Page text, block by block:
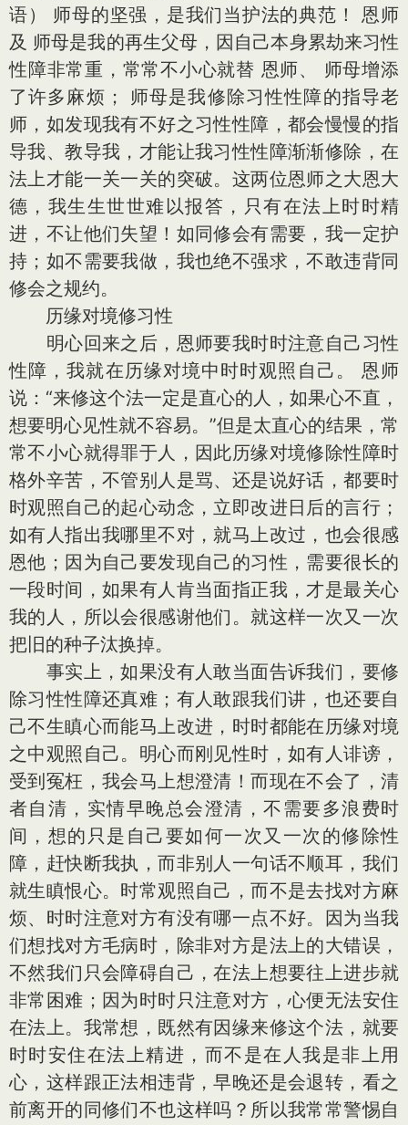
语） 师母的坚强，是我们当护法的典范！ 恩师
及 师母是我的再生父母，因自己本身累劫来习性
性障非常重，常常不小心就替 恩师、 师母增添
了许多麻烦； 师母是我修除习性性障的指导老
师，如发现我有不好之习性性障，都会慢慢的指
导我、教导我，才能让我习性性障渐渐修除，在
法上才能一关一关的突破。这两位恩师之大恩大
德，我生生世世难以报答，只有在法上时时精
进，不让他们失望！如同修会有需要，我一定护
持；如不需要我做，我也绝不强求，不敢违背同
修会之规约。
历缘对境修习性
明心回来之后，恩师要我时时注意自己习性
性障，我就在历缘对境中时时观照自己。 恩师
说：“来修这个法一定是直心的人，如果心不直，
想要明心见性就不容易。”但是太直心的结果，常
常不小心就得罪于人，因此历缘对境修除性障时
格外辛苦，不管别人是骂、还是说好话，都要时
时观照自己的起心动念，立即改进日后的言行；
如有人指出我哪里不对，就马上改过，也会很感
恩他；因为自己要发现自己的习性，需要很长的
一段时间，如果有人肯当面指正我，才是最关心
我的人，所以会很感谢他们。就这样一次又一次
把旧的种子汰换掉。
事实上，如果没有人敢当面告诉我们，要修
除习性性障还真难；有人敢跟我们讲，也还要自
己不生瞋心而能马上改进，时时都能在历缘对境
之中观照自己。明心而刚见性时，如有人诽谤，
受到冤枉，我会马上想澄清！而现在不会了，清
者自清，实情早晚总会澄清，不需要多浪费时
间，想的只是自己要如何一次又一次的修除性
障，赶快断我执，而非别人一句话不顺耳，我们
就生瞋恨心。时常观照自己，而不是去找对方麻
烦、时时注意对方有没有哪一点不好。因为当我
们想找对方毛病时，除非对方是法上的大错误，
不然我们只会障碍自己，在法上想要往上进步就
非常困难；因为时时只注意对方，心便无法安住
在法上。我常想，既然有因缘来修这个法，就要
时时安住在法上精进，而不是在人我是非上用
心，这样跟正法相违背，早晚还是会退转，看之
前离开的同修们不也这样吗？所以我常常警惕自